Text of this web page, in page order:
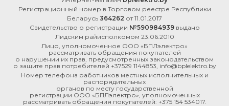
Регистрационный номер в Торговом реестре Республики
Беларусь 364262 от 11.01.2017
Свидетельство о регистрации №590984939выдано
Лидским райисполкомом 23.06.2010
Лицо, уполномоченное ООО «БПЛэлектро»
рассматривать обращения покупателей
о нарушении их прав, предусмотренных законодательством
о защите прав потребителей +37529 1144853, info@bplelektro.by
Номер телефона работников местных исполнительных и
распорядительных
органов по месту государственной
регистрации ООО «БПЛэлектро», уполномоченных
рассматривать обращения покупателей: +375 154 534017.